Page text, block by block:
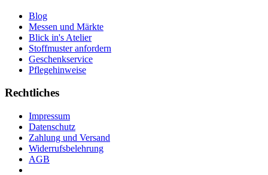
Blog
Messen und Märkte
Blick in's Atelier
Stoffmuster anfordern
Geschenkservice
Pflegehinweise
Rechtliches
Impressum
Datenschutz
Zahlung und Versand
Widerrufsbelehrung
AGB